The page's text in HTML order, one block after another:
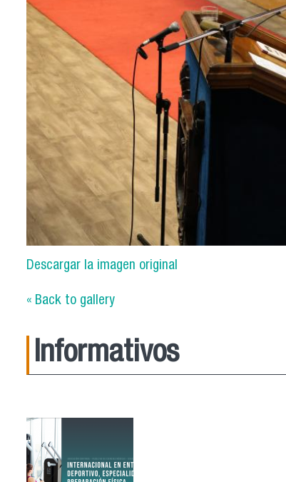
Descargar la imagen original
« Back to gallery
Informativos